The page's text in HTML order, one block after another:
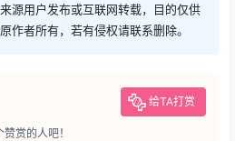
源用户发布或互联网转载，目的仅供
作者所有，若有侵权请联系删除。
给TA打赏
赏的人吧！